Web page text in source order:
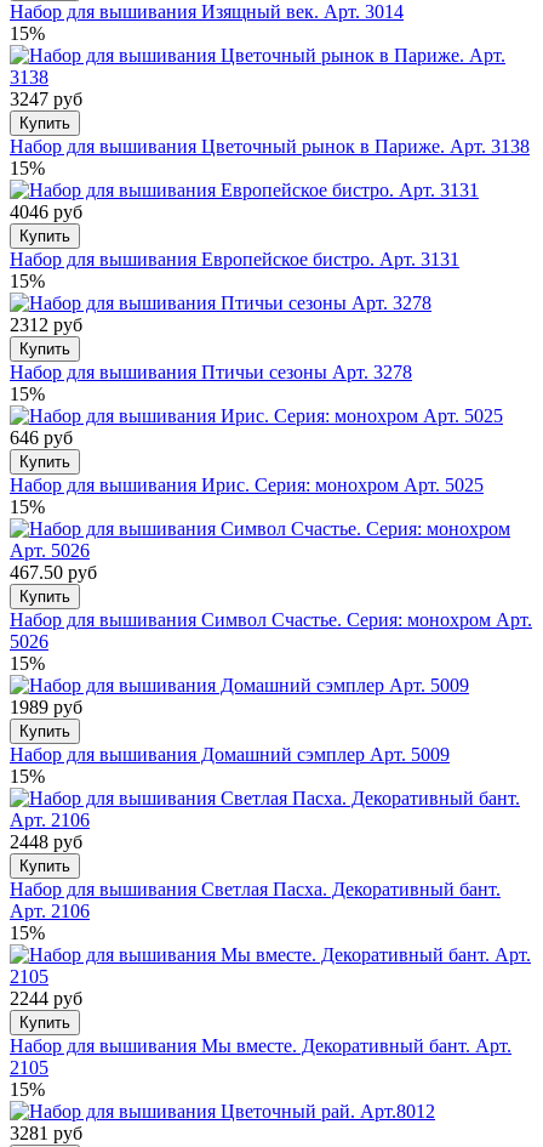
Набор для вышивания Изящный век. Арт. 3014
15%
3247 руб
Купить
Набор для вышивания Цветочный рынок в Париже. Арт. 3138
15%
4046 руб
Купить
Набор для вышивания Европейское бистро. Арт. 3131
15%
2312 руб
Купить
Набор для вышивания Птичьи сезоны Арт. 3278
15%
646 руб
Купить
Набор для вышивания Ирис. Серия: монохром Арт. 5025
15%
467.50 руб
Купить
Набор для вышивания Символ Счастье. Серия: монохром Арт.
5026
15%
1989 руб
Купить
Набор для вышивания Домашний сэмплер Арт. 5009
15%
2448 руб
Купить
Набор для вышивания Светлая Пасха. Декоративный бант.
Арт. 2106
15%
2244 руб
Купить
Набор для вышивания Мы вместе. Декоративный бант. Арт.
2105
15%
3281 руб